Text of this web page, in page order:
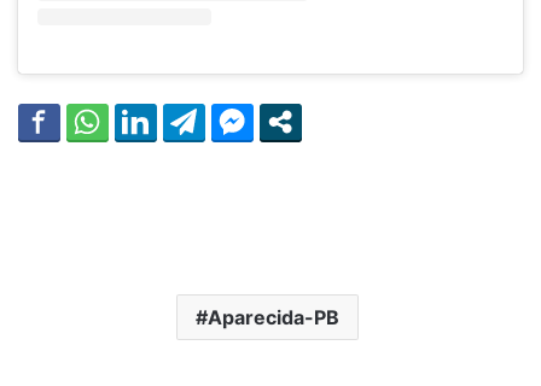
Aparecida-PB